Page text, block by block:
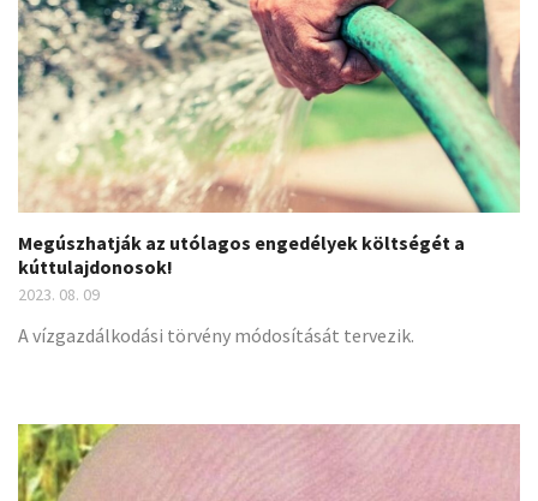
Megúszhatják az utólagos engedélyek költségét a
kúttulajdonosok!
2023. 08. 09
A vízgazdálkodási törvény módosítását tervezik.